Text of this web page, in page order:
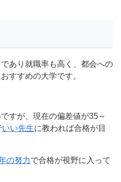
あり就職率も高く、都会への
すすめの大学です。
すが、現在の偏差値が35～
いい先生に教われば合格が目
の努力で合格が視野に入って